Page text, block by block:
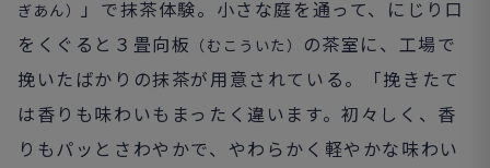
ぎあん）
」で抹茶体験。小さな庭を通って、にじり口
をくぐると３畳向板 （むこういた）
の茶室に、工場で
挽いたばかりの抹茶が用意されている。「挽きたて
は香りも味わいもまったく違います。初々しく、香
りもパッとさわやかで、やわらかく軽やかな味わい